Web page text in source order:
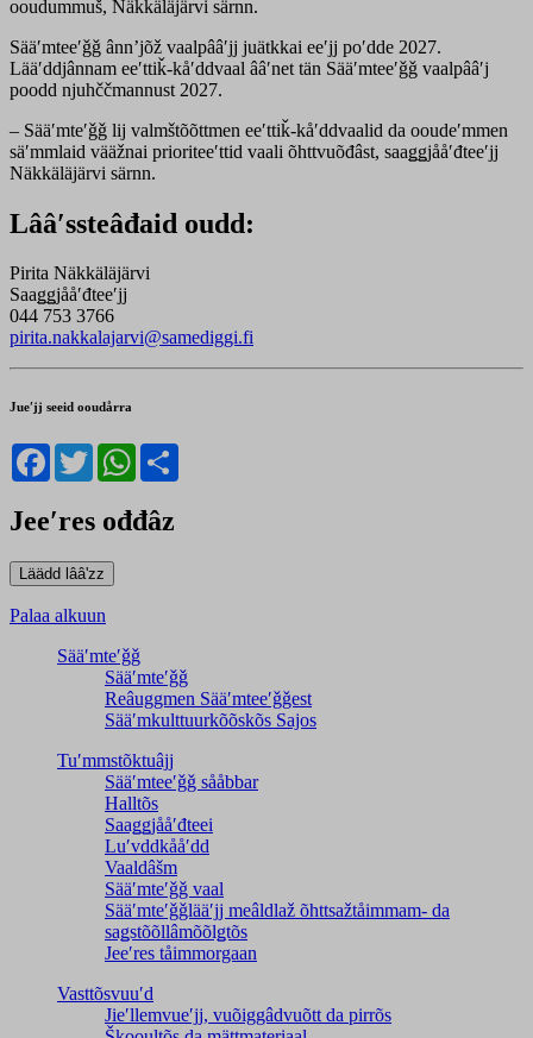
ooudummuš, Näkkäläjärvi särnn.
Sääʹmteeʹǧǧ ânnʼjõž vaalpââʹjj juätkkai eeʹjj poʹdde 2027.
Lääʹddjânnam eeʹttiǩ-kåʹddvaal ââʹnet tän Sääʹmteeʹǧǧ vaalpââʹj
poodd njuhččmannust 2027.
– Sääʹmteʹǧǧ lij valmštõõttmen eeʹttiǩ-kåʹddvaalid da ooudeʹmmen
säʹmmlaid vääžnai prioriteeʹttid vaali õhttvuõđâst, saaǥǥjååʹđteeʹjj
Näkkäläjärvi särnn.
Lââʹssteâđaid oudd:
Pirita Näkkäläjärvi
Saaǥǥjååʹđteeʹjj
044 753 3766
pirita.nakkalajarvi@samediggi.fi
Jueʹjj seeid ooudårra
Facebook
TwitterWhatsApp
Jeeʹres ođđâz
Palaa alkuun
Sääʹmteʹǧǧ
Sääʹmteʹǧǧ
Reâuggmen Sääʹmteeʹǧǧest
Sääʹmkulttuurkõõskõs Sajos
Tuʹmmstõktuâjj
Sääʹmteeʹǧǧ sååbbar
Halltõs
Saaǥǥjååʹđteei
Luʹvddkååʹdd
Vaaldâšm
Sääʹmteʹǧǧ vaal
Sääʹmteʹǧǧlääʹjj meâldlaž õhttsažtåimmam- da
saǥstõõllâmõõlǥtõs
Jeeʹres tåimmorgaan
Vasttõsvuuʹd
Jieʹllemvueʹjj, vuõiggâdvuõtt da pirrõs